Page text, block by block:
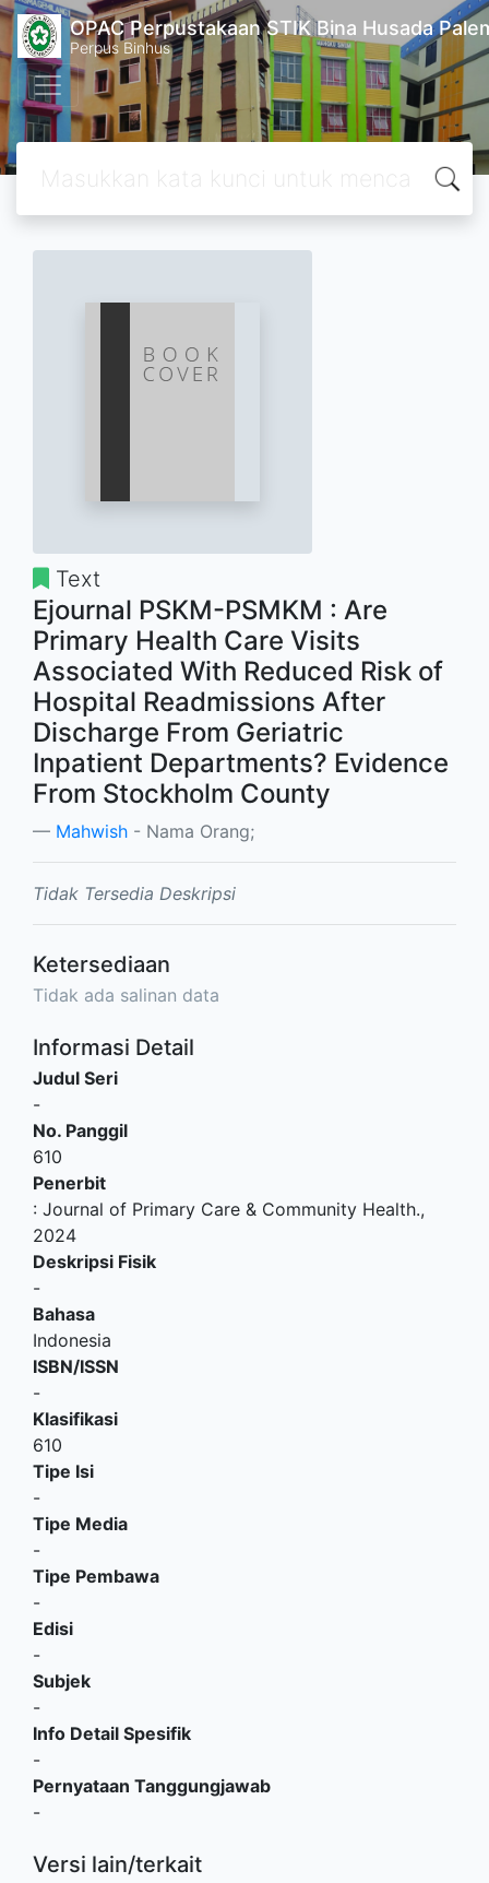
OPAC Perpustakaan STIK Bina Husada
Perpus Binhus
Text
Ejournal PSKM-PSMKM : Are
Primary Health Care Visits
Associated With Reduced Risk of
Hospital Readmissions After
Discharge From Geriatric
Inpatient Departments? Evidence
From Stockholm County
Mahwish - Nama Orang;
Tidak Tersedia Deskripsi
Ketersediaan
Tidak ada salinan data
Informasi Detail
Judul Seri
-
No. Panggil
610
Penerbit
: Journal of Primary Care & Community Health.,
2024
Deskripsi Fisik
-
Bahasa
Indonesia
ISBN/ISSN
-
Klasifikasi
610
Tipe Isi
-
Tipe Media
-
Tipe Pembawa
-
Edisi
-
Subjek
-
Info Detail Spesifik
-
Pernyataan Tanggungjawab
-
Versi lain/terkait